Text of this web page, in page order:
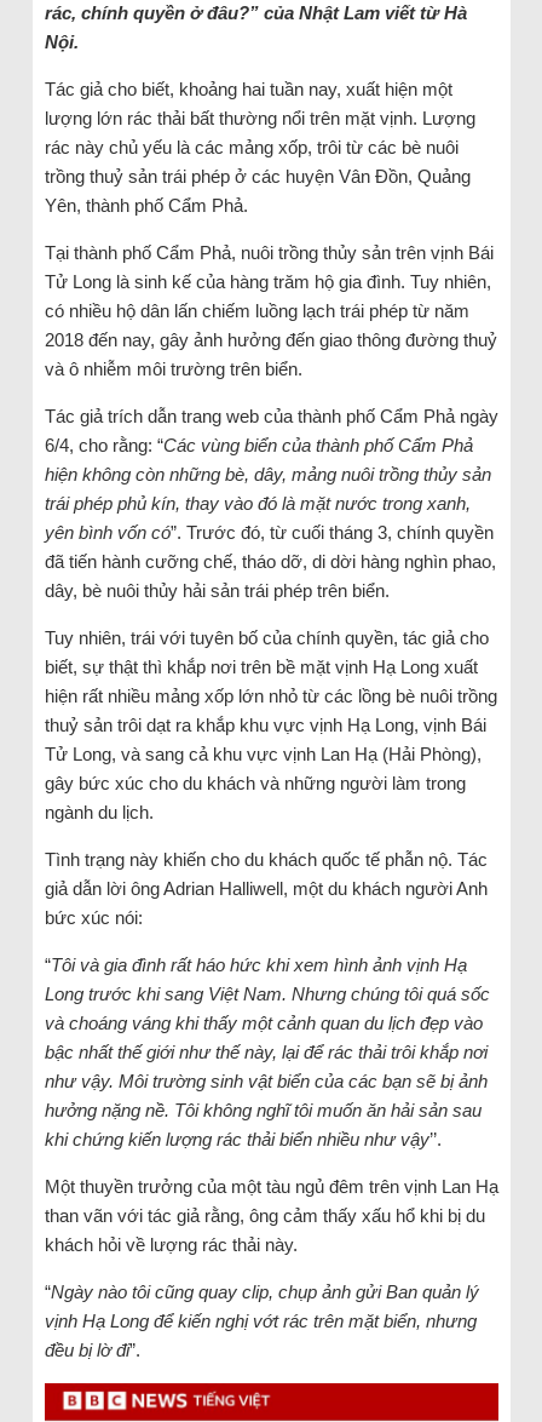
rác, chính quyền ở đâu?” của Nhật Lam viết từ Hà
Nội.
Tác giả cho biết, khoảng hai tuần nay, xuất hiện một
lượng lớn rác thải bất thường nổi trên mặt vịnh. Lượng
rác này chủ yếu là các mảng xốp, trôi từ các bè nuôi
trồng thuỷ sản trái phép ở các huyện Vân Đồn, Quảng
Yên, thành phố Cẩm Phả.
Tại thành phố Cẩm Phả, nuôi trồng thủy sản trên vịnh Bái
Tử Long là sinh kế của hàng trăm hộ gia đình. Tuy nhiên,
có nhiều hộ dân lấn chiếm luồng lạch trái phép từ năm
2018 đến nay, gây ảnh hưởng đến giao thông đường thuỷ
và ô nhiễm môi trường trên biển.
Tác giả trích dẫn trang web của thành phố Cẩm Phả ngày
6/4, cho rằng: “Các vùng biển của thành phố Cẩm Phả
hiện không còn những bè, dây, mảng nuôi trồng thủy sản
trái phép phủ kín, thay vào đó là mặt nước trong xanh,
yên bình vốn có”. Trước đó, từ cuối tháng 3, chính quyền
đã tiến hành cưỡng chế, tháo dỡ, di dời hàng nghìn phao,
dây, bè nuôi thủy hải sản trái phép trên biển.
Tuy nhiên, trái với tuyên bố của chính quyền, tác giả cho
biết, sự thật thì khắp nơi trên bề mặt vịnh Hạ Long xuất
hiện rất nhiều mảng xốp lớn nhỏ từ các lồng bè nuôi trồng
thuỷ sản trôi dạt ra khắp khu vực vịnh Hạ Long, vịnh Bái
Tử Long, và sang cả khu vực vịnh Lan Hạ (Hải Phòng),
gây bức xúc cho du khách và những người làm trong
ngành du lịch.
Tình trạng này khiến cho du khách quốc tế phẫn nộ. Tác
giả dẫn lời ông Adrian Halliwell, một du khách người Anh
bức xúc nói:
“Tôi và gia đình rất háo hức khi xem hình ảnh vịnh Hạ
Long trước khi sang Việt Nam. Nhưng chúng tôi quá sốc
và choáng váng khi thấy một cảnh quan du lịch đẹp vào
bậc nhất thế giới như thế này, lại để rác thải trôi khắp nơi
như vậy. Môi trường sinh vật biển của các bạn sẽ bị ảnh
hưởng nặng nề. Tôi không nghĩ tôi muốn ăn hải sản sau
khi chứng kiến lượng rác thải biển nhiều như vậy’’.
Một thuyền trưởng của một tàu ngủ đêm trên vịnh Lan Hạ
than vãn với tác giả rằng, ông cảm thấy xấu hổ khi bị du
khách hỏi về lượng rác thải này.
“Ngày nào tôi cũng quay clip, chụp ảnh gửi Ban quản lý
vịnh Hạ Long để kiến nghị vớt rác trên mặt biển, nhưng
đều bị lờ đi”.